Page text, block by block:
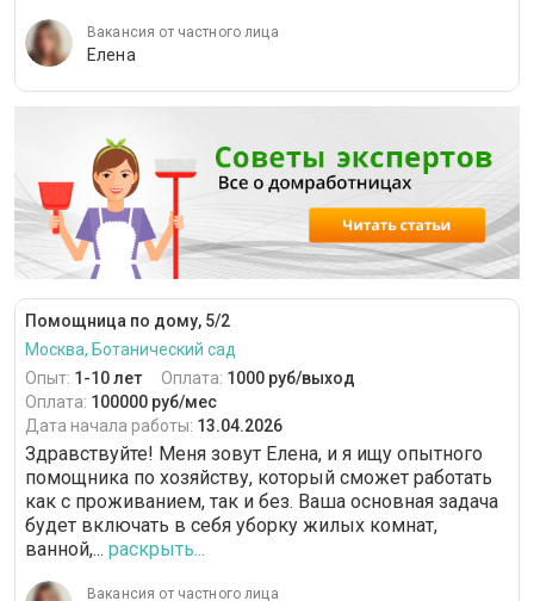
Вакансия от частного лица
Елена
Помощница по дому, 5/2
Москва, Ботанический сад
Опыт: 1-10 лет Оплата: 1000 руб/выход
Оплата: 100000 руб/мес
Дата начала работы: 13.04.2026
Здравствуйте! Меня зовут Елена, и я ищу опытного
помощника по хозяйству, который сможет работать
как с проживанием, так и без. Ваша основная задача
будет включать в себя уборку жилых комнат,
ванной,... раскрыть...
Вакансия от частного лица